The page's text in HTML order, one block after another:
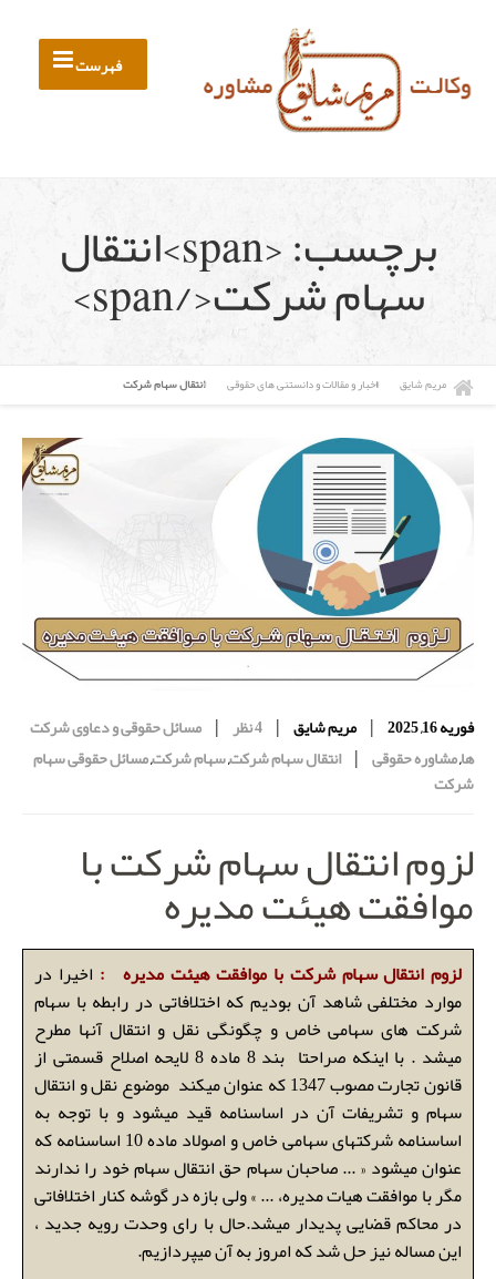
فهرست
برچسب: <span>انتقال
سهام شرکت</span>
مریم شایق اخبار و مقالات و دانستنی های حقوقی انتقال سهام شرکت
فوریه 16, 2025 | مریم شایق | 4 نظر | مسائل حقوقی و دعاوی شرکت
ها,مشاوره حقوقی | انتقال سهام شرکت,سهام شرکت,مسائل حقوقی سهام
شرکت
لزوم انتقال سهام شرکت با
موافقت هیئت مدیره
لزوم انتقال سهام شرکت با موافقت هیئت مدیره : اخیرا در
موارد مختلفی شاهد آن بودیم که اختلافاتی در رابطه با سهام
شرکت های سهامی خاص و چگونگی نقل و انتقال آنها مطرح
میشد . با اینکه صراحتا بند 8 ماده 8 لایحه اصلاح قسمتی از
قانون تجارت مصوب 1347 که عنوان میکند موضوع نقل و انتقال
سهام و تشریفات آن در اساسنامه قید میشود و با توجه به
اساسنامه شرکتهای سهامی خاص و اصولاد ماده 10 اساسنامه که
عنوان میشود « ... صاحبان سهام حق انتقال سهام خود را ندارند
مگر با موافقت هیات مدیره، ... » ولی بازه در گوشه کنار اختلافاتی
در محاکم قضایی پدیدار میشد.حال با رای وحدت رویه جدید ،
این مساله نیز حل شد که امروز به آن میپردازیم.